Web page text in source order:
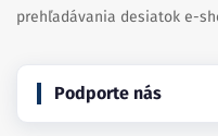
prehľadávania desiatok e-
Podporte nás